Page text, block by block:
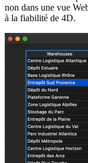
non dans une vue
à la fiabilité de 4D.